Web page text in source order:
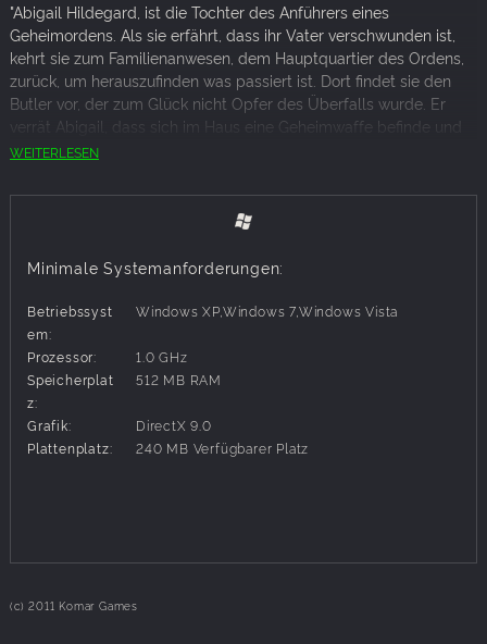
"Abigail Hildegard, ist die Tochter des Anführers eines
Geheimordens. Als sie erfährt, dass ihr Vater verschwunden ist,
kehrt sie zum Familienanwesen, dem Hauptquartier des Ordens,
zurück, um herauszufinden was passiert ist. Dort findet sie den
Butler vor, der zum Glück nicht Opfer des Überfalls wurde. Er
verrät Abigail, dass sich im Haus eine Geheimwaffe befinde und
diese helfen könne, ihren Vater zu retten.
du in "The Secret of Hildegards"" herausfinden."
Großartige Spielmechanik
Mehr als 100 handgezeichnete Szenen
WEITERLESEN
Minimale Systemanforderungen:
Betriebssyst
em:
Windows XP,Windows 7,Windows Vista
Prozessor:
1.0 GHz
Speicherplat
z:
512 MB RAM
Grafik:
DirectX 9.0
Plattenplatz:
240 MB Verfügbarer Platz
(c) 2011 Komar Games